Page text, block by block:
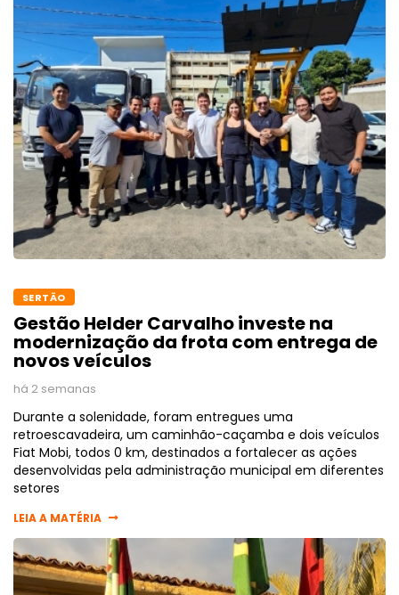
SERTÃO
Gestão Helder Carvalho investe na
modernização da frota com entrega de
novos veículos
há 2 semanas
Durante a solenidade, foram entregues uma
retroescavadeira, um caminhão-caçamba e dois veículos
Fiat Mobi, todos 0 km, destinados a fortalecer as ações
desenvolvidas pela administração municipal em diferentes
setores
LEIA A MATÉRIA